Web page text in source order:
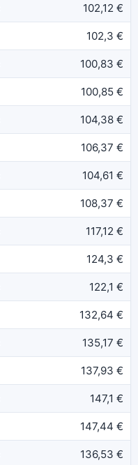
102,12 €
102,3 €
100,83 €
100,85 €
104,38 €
106,37 €
104,61 €
108,37 €
117,12 €
124,3 €
122,1 €
132,64 €
135,17 €
137,93 €
147,1 €
147,44 €
136,53 €